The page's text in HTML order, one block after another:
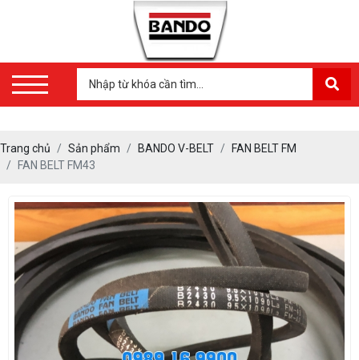
Trang chủ Sản phẩm BANDO V-BELT
FAN BELT FM
FAN BELT FM43